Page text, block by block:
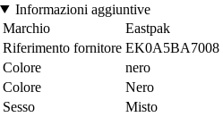
Informazioni aggiuntive
Marchio
Eastpak
Riferimento fornitore EK0A5BA7008
Colore
nero
Colore
Nero
Sesso
Misto